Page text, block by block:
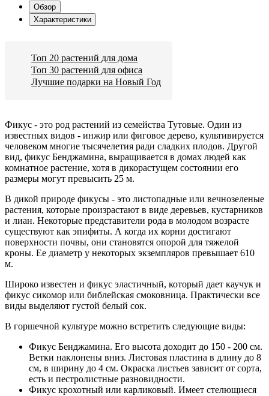
Обзор
Характеристики
Топ 20 растений для дома
Топ 30 растений для офиса
Лучшие подарки на Новый Год
Фикус - это род растений из семейства Тутовые. Один из
известных видов - инжир или фиговое дерево, культивируется
человеком многие тысячелетия ради сладких плодов. Другой
вид, фикус Бенджамина, выращивается в домах людей как
комнатное растение, хотя в дикорастущем состоянии его
размеры могут превысить 25 м.
В дикой природе фикусы - это листопадные или вечнозеленые
растения, которые произрастают в виде деревьев, кустарников
и лиан. Некоторые представители рода в молодом возрасте
существуют как эпифиты. А когда их корни достигают
поверхности почвы, они становятся опорой для тяжелой
кроны. Ее диаметр у некоторых экземпляров превышает 610
м.
Широко известен и фикус эластичный, который дает каучук и
фикус сикомор или библейская смоковница. Практически все
виды выделяют густой белый сок.
В горшечной культуре можно встретить следующие виды:
Фикус Бенджамина. Его высота доходит до 150 - 200 см.
Ветки наклонены вниз. Листовая пластина в длину до 8
см, в ширину до 4 см. Окраска листьев зависит от сорта,
есть и пестролистные разновидности.
Фикус крохотный или карликовый. Имеет стелющиеся